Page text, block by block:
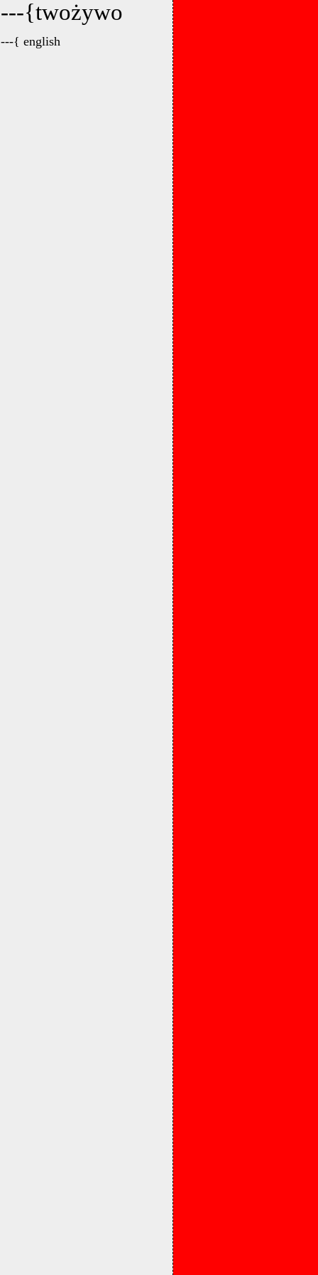
---{twożywo
---{ english